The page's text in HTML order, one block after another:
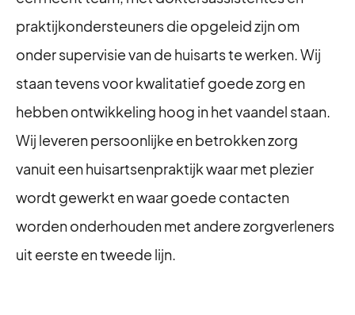
praktijkondersteuners die opgeleid zijn om
onder supervisie van de huisarts te werken. Wij
staan tevens voor kwalitatief goede zorg en
hebben ontwikkeling hoog in het vaandel staan.
Wij leveren persoonlijke en betrokken zorg
vanuit een huisartsenpraktijk waar met plezier
wordt gewerkt en waar goede contacten
worden onderhouden met andere zorgverleners
uit eerste en tweede lijn.